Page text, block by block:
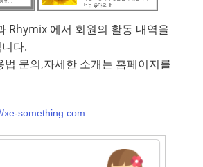
Rhymix 에서 회원의 활동 내역을
다.
법 문의,자세한 소개는 홈페이지를
xe-something.com